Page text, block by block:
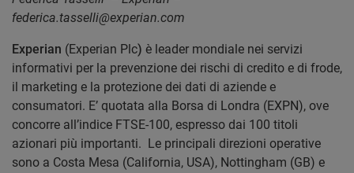
federica.tasselli@experian.com
Experian (Experian Plc) è leader mondiale nei servizi
informativi per la prevenzione dei rischi di credito e di frode,
il marketing e la protezione dei dati di aziende e
consumatori. E’ quotata alla Borsa di Londra (EXPN), ove
concorre all’indice FTSE-100, espresso dai 100 titoli
azionari più importanti. Le principali direzioni operative
sono a Costa Mesa (California, USA), Nottingham (GB) e